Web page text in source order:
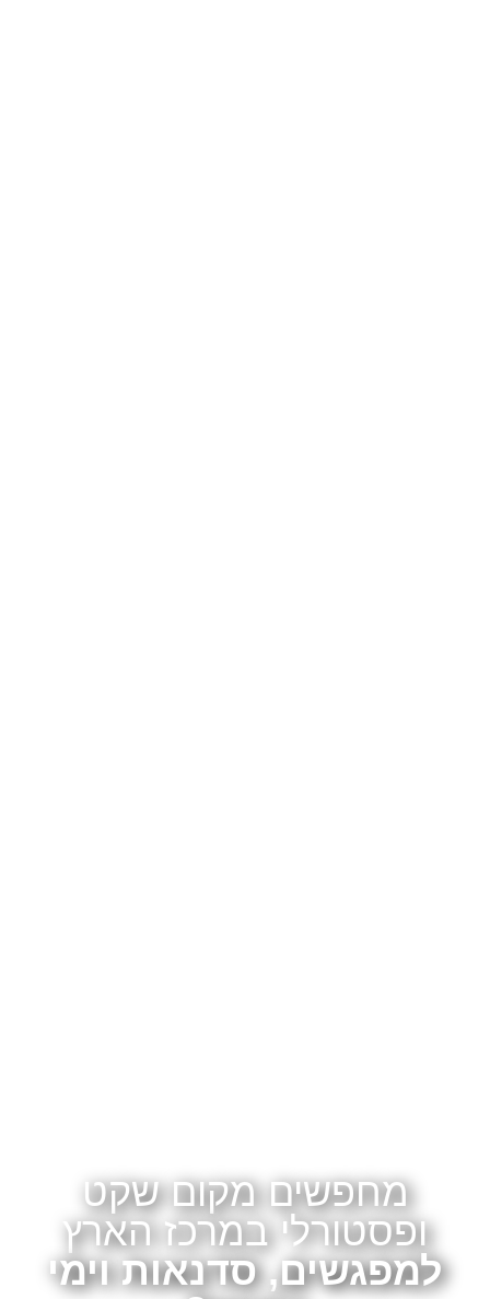
מחפשים מקום שקט
ופסטורלי במרכז הארץ
למפגשים, סדנאות וימי